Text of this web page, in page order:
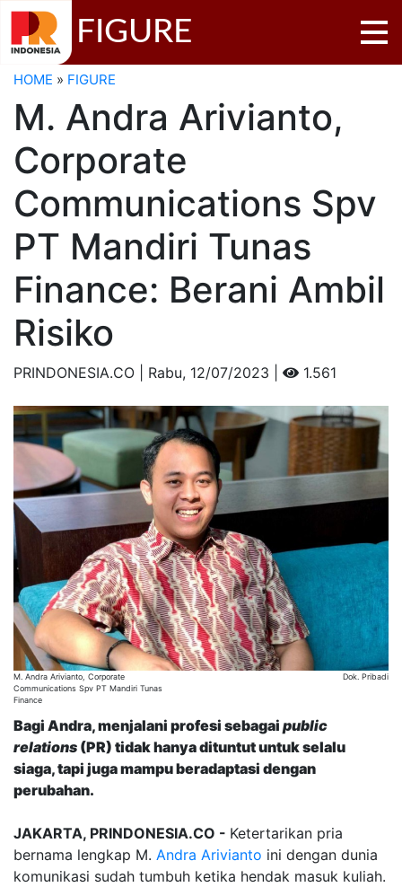
FIGURE
HOME » FIGURE
M. Andra Arivianto,
Corporate
Communications Spv
PT Mandiri Tunas
Finance: Berani Ambil
Risiko
PRINDONESIA.CO | Rabu, 12/07/2023 | 1.561
M. Andra Arivianto, Corporate
Communications Spv PT Mandiri Tunas
Finance
Dok. Pribadi
Bagi Andra, menjalani profesi sebagai public
relations (PR) tidak hanya dituntut untuk selalu
siaga, tapi juga mampu beradaptasi dengan
perubahan.
JAKARTA, PRINDONESIA.CO - Ketertarikan pria
bernama lengkap M. Andra Arivianto ini dengan dunia
komunikasi sudah tumbuh ketika hendak masuk kuliah.